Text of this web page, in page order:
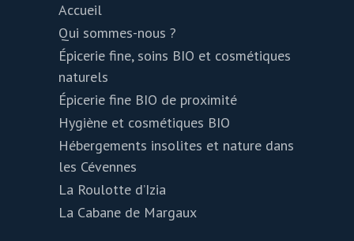
Accueil
Qui sommes-nous ?
Épicerie fine, soins BIO et cosmétiques
naturels
Épicerie fine BIO de proximité
Hygiène et cosmétiques BIO
Hébergements insolites et nature dans
les Cévennes
La Roulotte d’Izia
La Cabane de Margaux